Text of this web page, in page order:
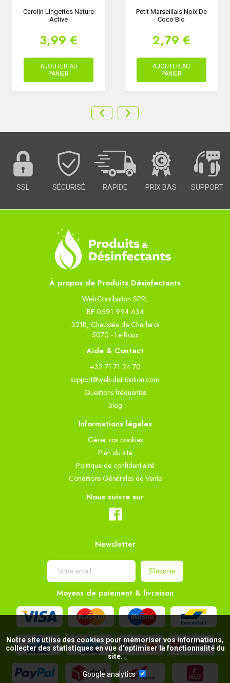
Carolin Lingettes Nature
Active
3,99 €
AJOUTER AU
PANIER
Petit Marseillais Noix De
Coco Bio
2,79 €
AJOUTER AU
PANIER
SSL SÉCURISÉ RAPIDE PRIX BAS SUPPORT
À propos de Produits Désinfectants
Web-Distribution SPRL
BE 0691 994 634
321B, Chaussée de Charleroi
5070 - Le Roux
Aide & Contact
+32 71 71 24 70
support@web-distribution.com
Questions fréquentes
Blog
Informations légales
Gèrer vos cookies
Plan du site
Politique de confidentialité
Conditions Générales de Vente
Nous suivre sur
Newsletter
Moyens de paiement & livraison
Notre site utlise des cookies pour mémoriser vos informations,
collecter des statistiques en vue d’optimiser la fonctionnalité du
site.
Google analytics